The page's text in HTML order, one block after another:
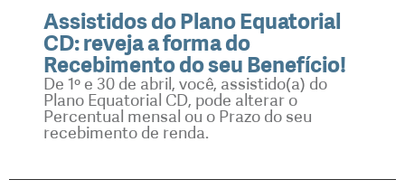
Assistidos do Plano Equatorial
CD: reveja a forma do
Recebimento do seu Benefício!
De 1º e 30 de abril, você, assistido(a) do
Plano Equatorial CD, pode alterar o
Percentual mensal ou o Prazo do seu
recebimento de renda.